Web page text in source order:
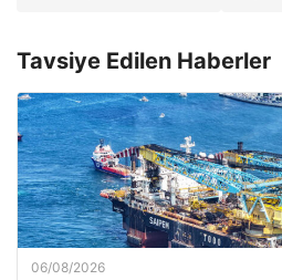
Tavsiye Edilen Haberler
06/08/2026